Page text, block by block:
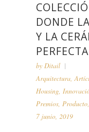
DONDE
Y LA
by Ditail
Arquitectura,
Housing,
Premios, Producto,
7 junio, 2019